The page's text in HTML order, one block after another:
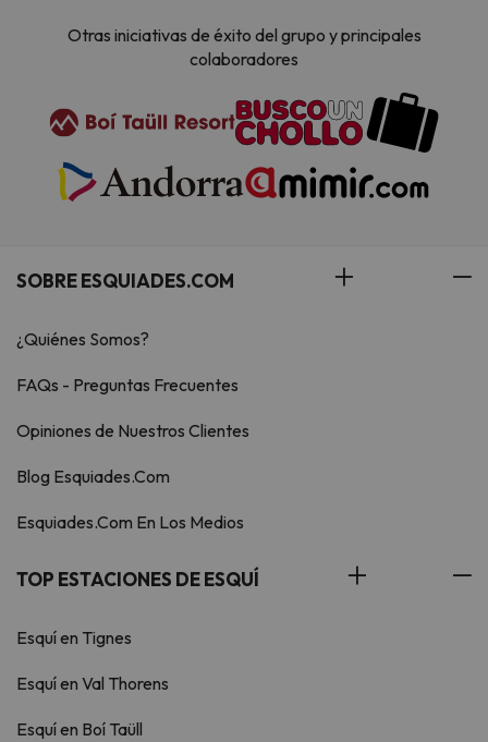
Otras iniciativas de éxito del grupo y principales
colaboradores
SOBRE ESQUIADES.COM
¿Quiénes Somos?
FAQs - Preguntas Frecuentes
Opiniones de Nuestros Clientes
Blog Esquiades.Com
Esquiades.Com En Los Medios
TOP ESTACIONES DE ESQUÍ
Esquí en Tignes
Esquí en Val Thorens
Esquí en Boí Taüll